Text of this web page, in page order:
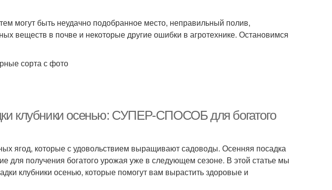
могут быть неудачно подобранное место, неправильный полив,
веществ в почве и некоторые другие ошибки в агротехнике. Остановимся
сорта с фото
клубники осенью: СУПЕР-СПОСОБ для богатого
ягод, которые с удовольствием выращивают садоводы. Осенняя посадка
для получения богатого урожая уже в следующем сезоне. В этой статье мы
клубники осенью, которые помогут вам вырастить здоровые и